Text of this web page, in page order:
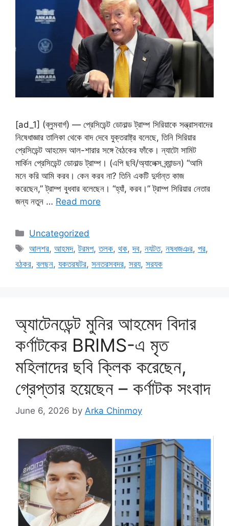
[ad_1] (ব্লুমবার্গ) — প্রেসিডেন্ট ডোনাল্ড ট্রাম্প সিরিয়াকে সন্ত্রাসবাদের
নিষেধাজ্ঞার তালিকা থেকে বাদ দেবে যুক্তরাষ্ট্র বলেছে, তিনি সিরিয়ার
প্রেসিডেন্ট আহমেদ আল-শারার সঙ্গে বৈঠকের ফাঁকে। ন্যাটো সামিট
মার্কিন প্রেসিডেন্ট ডোনাল্ড ট্রাম্প। (এপি ছবি/অ্যালেক্স ব্র্যান্ডন) “আমি
মনে করি আমি করব। কেন করব না? তিনি একটি দুর্দান্ত কাজ
করেছেন,” ট্রাম্প বুধবার বলেছেন। “হ্যাঁ, করব।” ট্রাম্প সিরিয়ার নেতার
জন্য নতুন … Read more
Categories
Uncategorized
Tags
আলশর,আহমদ,টরমপ,তলক,থক,দব,নযটত,নষধজঞর,পর,
বঠকর, বলছন, যকতরষটর, সনতরসবদর, সরয, সরযক
অ্যাটেনডেন্ট মুনির আহমেদ বিদার
কর্ণাটকের BRIMS-এ মৃত
মহিলাদের ছবি ক্লিক করেছেন,
গ্রেপ্তার হয়েছেন – কর্ণাটক সংবাদ
June 6, 2026 by Arka Chinmoy